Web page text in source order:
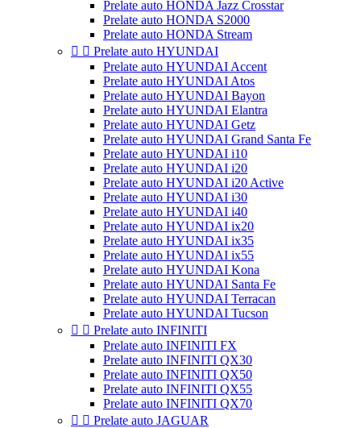
Prelate auto HONDA Jazz Crosstar
Prelate auto HONDA S2000
Prelate auto HONDA Stream
  Prelate auto HYUNDAI
Prelate auto HYUNDAI Accent
Prelate auto HYUNDAI Atos
Prelate auto HYUNDAI Bayon
Prelate auto HYUNDAI Elantra
Prelate auto HYUNDAI Getz
Prelate auto HYUNDAI Grand Santa Fe
Prelate auto HYUNDAI i10
Prelate auto HYUNDAI i20
Prelate auto HYUNDAI i20 Active
Prelate auto HYUNDAI i30
Prelate auto HYUNDAI i40
Prelate auto HYUNDAI ix20
Prelate auto HYUNDAI ix35
Prelate auto HYUNDAI ix55
Prelate auto HYUNDAI Kona
Prelate auto HYUNDAI Santa Fe
Prelate auto HYUNDAI Terracan
Prelate auto HYUNDAI Tucson
  Prelate auto INFINITI
Prelate auto INFINITI FX
Prelate auto INFINITI QX30
Prelate auto INFINITI QX50
Prelate auto INFINITI QX55
Prelate auto INFINITI QX70
  Prelate auto JAGUAR